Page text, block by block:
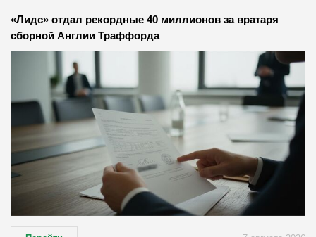
«Лидс» отдал рекордные 40 миллионов за вратаря
сборной Англии Траффорда